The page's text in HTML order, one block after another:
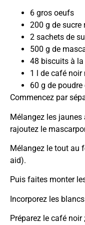
6 gros oeufs
200 g de sucre
2 sachets de
500 g de
48 biscuits à
1 l de café noir
60 g de
Commencez par
Mélangez les jaunes
rajoutez le
Mélangez le tout au
aid).
Puis faites monter
Incorporez les
Préparez le café noir ;